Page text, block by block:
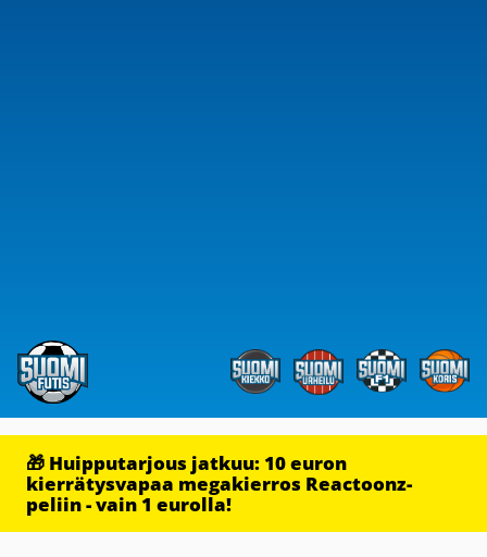
🎁 Huipputarjous jatkuu: 10 euron
kierrätysvapaa megakierros Reactoonz-
peliin - vain 1 eurolla!